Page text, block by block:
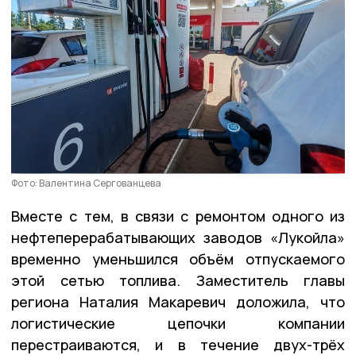
Фото: Валентина Сергованцева
Вместе с тем, в связи с ремонтом одного из
нефтеперерабатывающих заводов «Лукойла»
временно уменьшился объём отпускаемого
этой сетью топлива. Заместитель главы
региона Наталия Макаревич доложила, что
логистические цепочки компании
перестраиваются, и в течение двух-трёх